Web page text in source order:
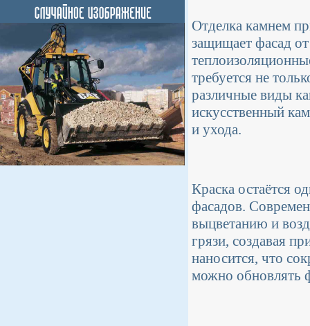
Отделка камнем
защищает фасад
требуется не
различные виды
искусственный
и ухода.
Краска остаётся
фасадов.
выцветанию и
грязи, создавая
наносится, что
можно обновлять